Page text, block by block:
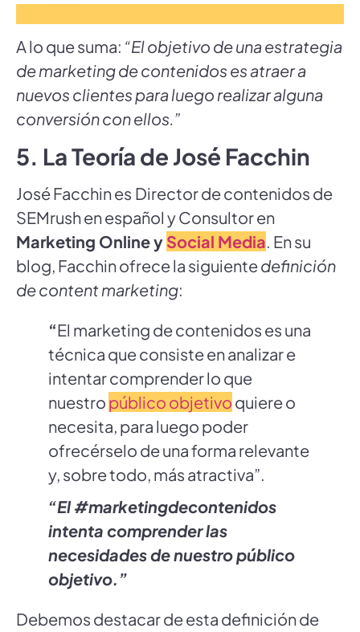
A lo que suma: “El objetivo de una estrategia
de marketing de contenidos es atraer a
nuevos clientes para luego realizar alguna
conversión con ellos.”
5. La Teoría de José Facchin
José Facchin es Director de contenidos de
SEMrush en español y Consultor en
Marketing Online y Social Media. En su
blog, Facchin ofrece la siguientedefinición
de content marketing:
“El marketing de contenidos es una
técnica que consiste en analizar e
intentar comprender lo que
nuestro público objetivo quiere o
necesita, para luego poder
ofrecérselo de una forma relevante
y, sobre todo, más atractiva”.
“El #marketingdecontenidos
intenta comprender las
necesidades de nuestro público
objetivo.”
Debemos destacar de esta definición de